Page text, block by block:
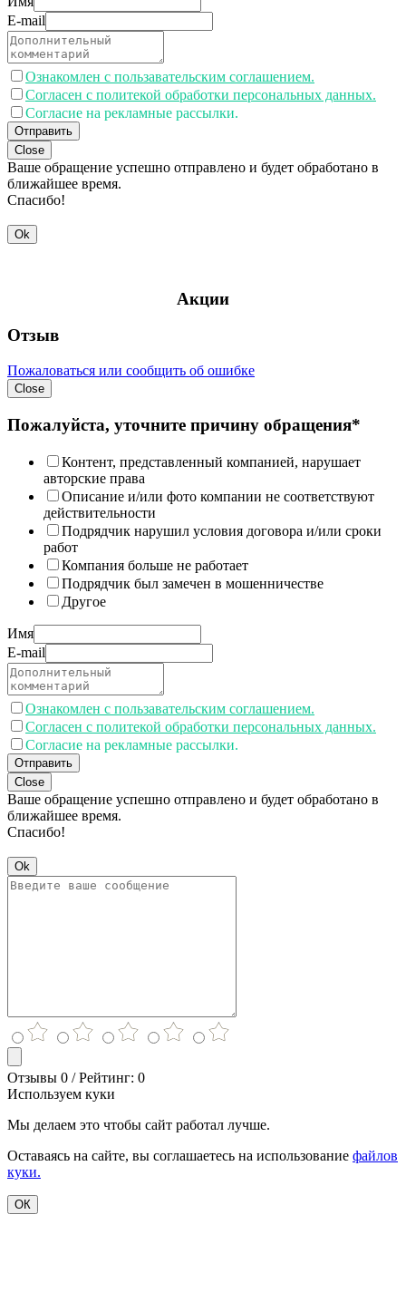
E-mail
Ознакомлен с пользавательским соглашением.
Согласен с политекой обработки персональных данных.
Согласие на рекламные рассылки.
Отправить
Close
Ваше обращение успешно отправлено и будет обработано в
ближайшее время.
Спасибо!
Ok
Акции
Отзыв
Пожаловаться или сообщить об ошибке
Close
Пожалуйста, уточните причину обращения*
Контент, представленный компанией, нарушает
авторские права
Описание и/или фото компании не соответствуют
действительности
Подрядчик нарушил условия договора и/или сроки
работ
Компания больше не работает
Подрядчик был замечен в мошенничестве
Другое
Имя
E-mail
Ознакомлен с пользавательским соглашением.
Согласен с политекой обработки персональных данных.
Согласие на рекламные рассылки.
Отправить
Close
Ваше обращение успешно отправлено и будет обработано в
ближайшее время.
Спасибо!
Ok
Отзывы 0 / Рейтинг: 0
Используем куки
Мы делаем это чтобы сайт работал лучше.
Оставаясь на сайте, вы соглашаетесь на использование файлов
куки.
ОК